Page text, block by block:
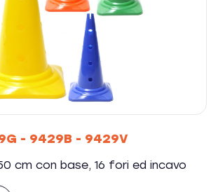
- 9429B - 9429V
cm con base, 16 fori ed incavo